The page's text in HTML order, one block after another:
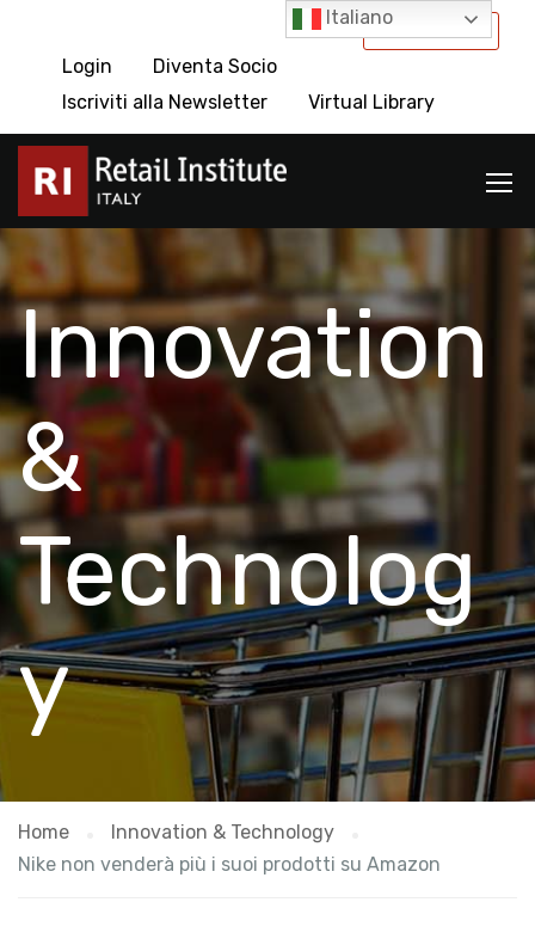
International
Login
Diventa Socio
Iscriviti alla Newsletter
Virtual Library
Innovation
&
Technolog
y
Home
Innovation & Technology
Nike non venderà più i suoi prodotti su Amazon
Italiano